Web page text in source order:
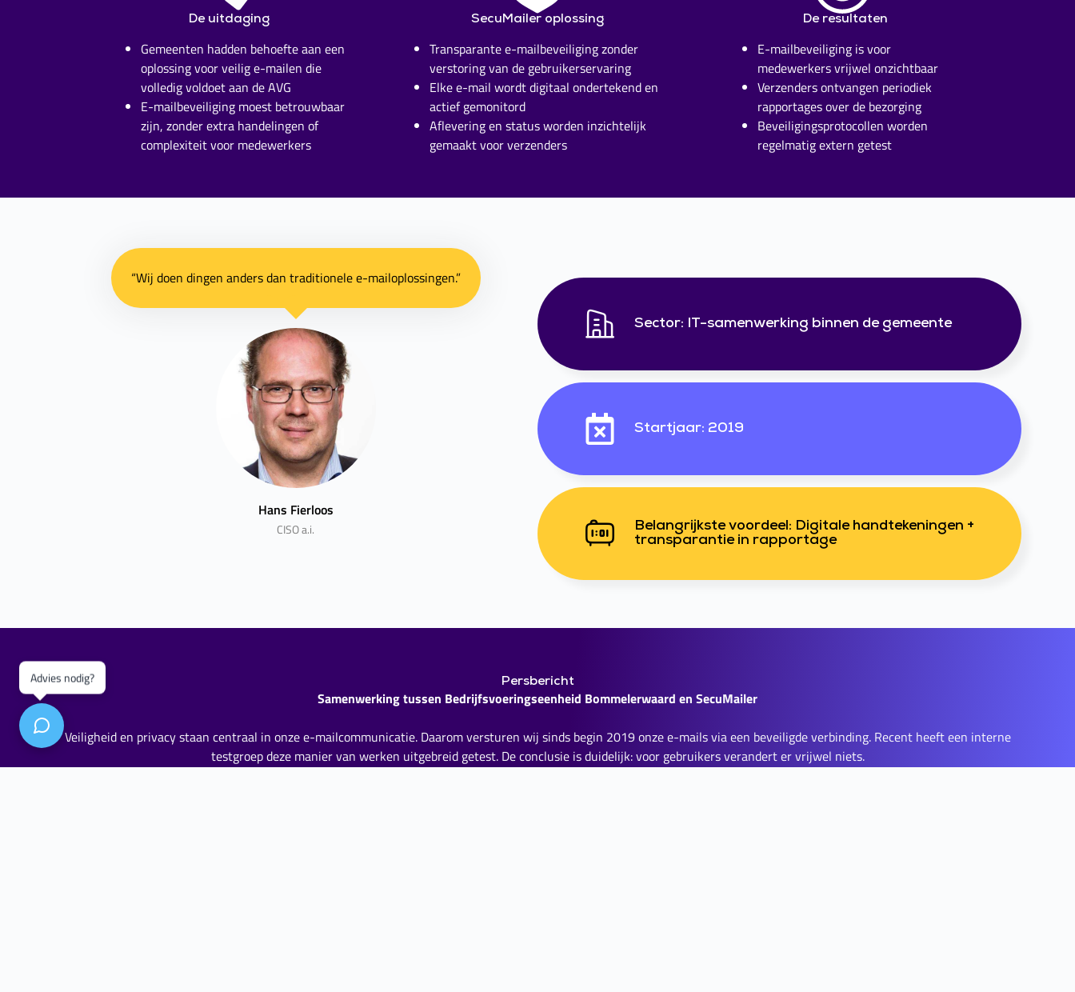
De uitdaging
Gemeenten hadden behoefte aan een
oplossing voor veilig e-mailen die
volledig voldoet aan de AVG
E-mailbeveiliging moest betrouwbaar
zijn, zonder extra handelingen of
complexiteit voor medewerkers
SecuMailer oplossing
Transparante e-mailbeveiliging zonder
verstoring van de gebruikerservaring
Elke e-mail wordt digitaal ondertekend en
actief gemonitord
Aflevering en status worden inzichtelijk
gemaakt voor verzenders
De resultaten
E-mailbeveiliging is voor
medewerkers vrijwel onzichtbaar
Verzenders ontvangen periodiek
rapportages over de bezorging
Beveiligingsprotocollen worden
regelmatig extern getest
“Wij doen dingen anders dan traditionele e-mailoplossingen.”
Hans Fierloos
CISO a.i.
Sector: IT-samenwerking binnen de gemeente
Startjaar: 2019
Belangrijkste voordeel: Digitale handtekeningen +
transparantie in rapportage
Persbericht
Samenwerking tussen Bedrijfsvoeringseenheid Bommelerwaard en SecuMailer
Veiligheid en privacy staan centraal in onze e-mailcommunicatie. Daarom versturen wij sinds begin 2019 onze e-mails via een beveiligde verbinding. Recent heeft een interne
testgroep deze manier van werken uitgebreid getest. De conclusie is duidelijk: voor gebruikers verandert er vrijwel niets.
Advies nodig?